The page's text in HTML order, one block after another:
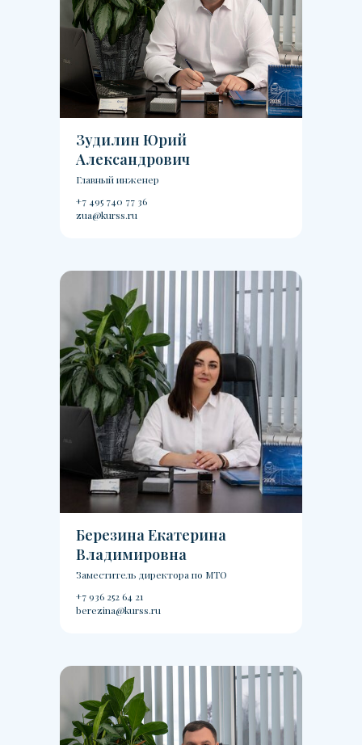
Зудилин Юрий
Александрович
Главный инженер
+7 495 740 77 36
zua@kurss.ru
Березина Екатерина
Владимировна
Заместитель директора по МТО
+7 936 252 64 21
berezina@kurss.ru